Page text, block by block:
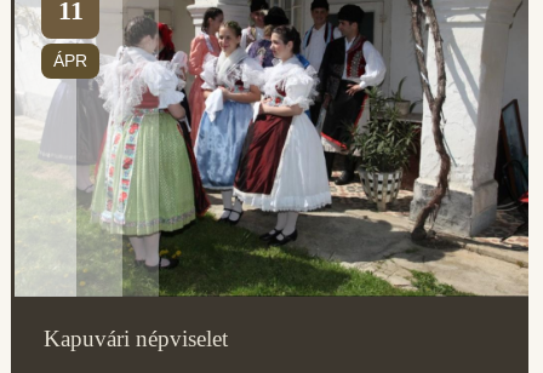
11
ÁPR
Kapuvári népviselet